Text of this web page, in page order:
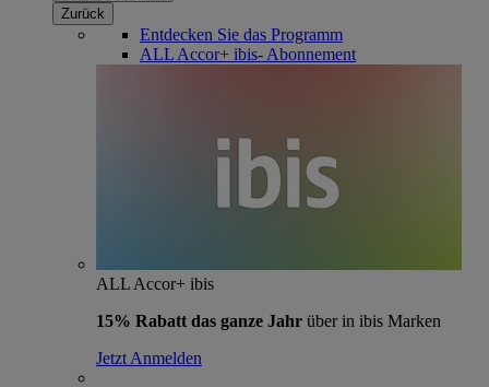
Zurück
Entdecken Sie das Programm
ALL Accor+ ibis- Abonnement
ALL Accor+ ibis
15% Rabatt das ganze Jahr über in ibis Marken
Jetzt Anmelden